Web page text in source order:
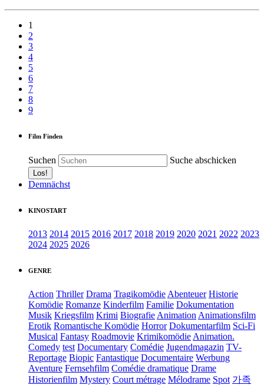
1
2
3
4
5
6
7
8
9
Film Finden
Suchen Suche abschicken
Demnächst
KINOSTART
2013 2014 2015 2016 2017 2018 2019 2020 2021 2022 2023
2024 2025 2026
GENRE
Action Thriller Drama Tragikomödie Abenteuer Historie
Komödie Romanze Kinderfilm Familie Dokumentation
Musik Kriegsfilm Krimi Biografie Animation Animationsfilm
Erotik Romantische Komödie Horror Dokumentarfilm Sci-Fi
Musical Fantasy Roadmovie Krimikomödie Animation.
Comedy test Documentary Comédie Jugendmagazin TV-
Reportage Biopic Fantastique Documentaire Werbung
Aventure Fernsehfilm Comédie dramatique Drame
Historienfilm Mystery Court métrage Mélodrame Spot 가족